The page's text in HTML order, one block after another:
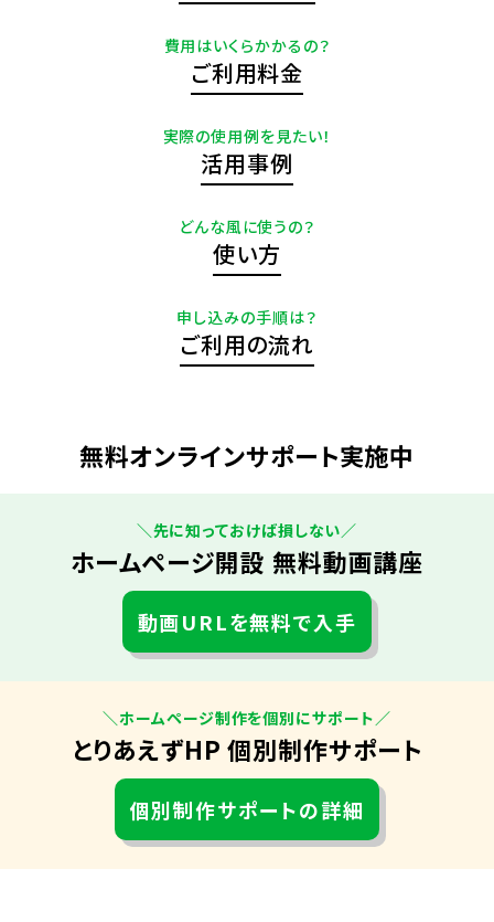
費用はいくらかかるの？
ご利用料金
実際の使用例を見たい！
活用事例
どんな風に使うの？
使い方
申し込みの手順は？
ご利用の流れ
無料オンラインサポート実施中
＼先に知っておけば損しない／
ホームページ開設 無料動画講座
動画URLを無料で入手
＼ホームページ制作を個別にサポート／
とりあえずHP 個別制作サポート
個別制作サポートの詳細